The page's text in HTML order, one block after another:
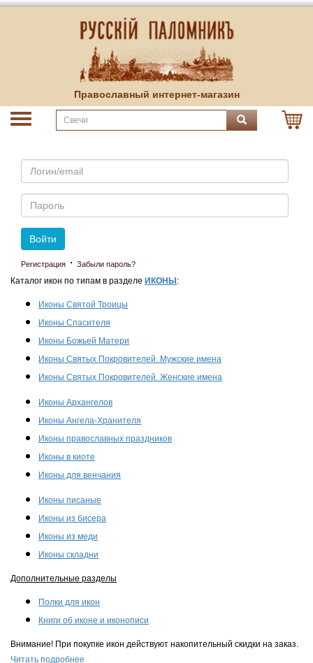
Православный интернет-магазин
Email
Пароль
Войти
Регистрация · Забыли пароль?
Каталог икон по типам в разделе ИКОНЫ :
Иконы Святой Троицы
Иконы Спасителя
Иконы Божьей Матери
Иконы Святых Покровителей. Мужские имена
Иконы Святых Покровителей. Женские имена
Иконы Архангелов
Иконы Ангела-Хранителя
Иконы православных праздников
Иконы в киоте
Иконы для венчания
Иконы писаные
Иконы из бисера
Иконы из меди
Иконы складни
Дополнительные разделы
Полки для икон
Книги об иконе и иконописи
Внимание! При покупке икон действуют накопительный скидки на заказ.
Читать подробнее